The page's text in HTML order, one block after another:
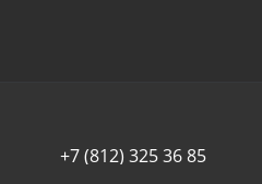
+7 (812) 325 36 85